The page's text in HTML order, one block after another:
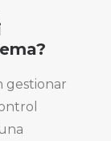
gestionar